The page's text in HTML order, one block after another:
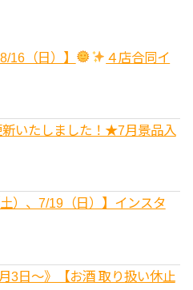
16（日）】
４店合同イ
いたしました！★7月景品入
、7/19（日）】インスタ
3日～》【お酒 取り扱い休止